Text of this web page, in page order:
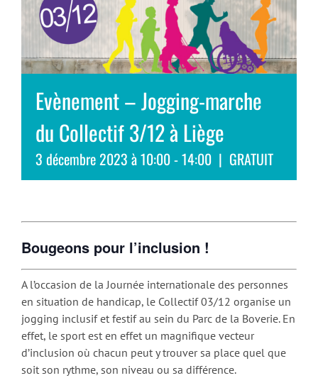
Evènement – Jogging-marche
du Collectif 3/12 à Liège
3 décembre 2023 à 10:00-14:00 | GRATUIT
Bougeons pour l’inclusion !
A l’occasion de la Journée internationale des personnes
en situation de handicap, le Collectif 03/12 organise un
jogging inclusif et festif au sein du Parc de la Boverie. En
effet, le sport est en effet un magnifique vecteur
d’inclusion où chacun peut y trouver sa place quel que
soit son rythme, son niveau ou sa différence.